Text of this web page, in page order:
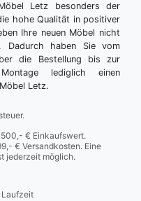
Letz besonders der
hohe Qualität in positiver
Ihre neuen Möbel nicht
Dadurch haben Sie vom
die Bestellung bis zur
lediglich einen
Letz.
€ Einkaufswert.
€ Versandkosten. Eine
jederzeit möglich.
Laufzeit